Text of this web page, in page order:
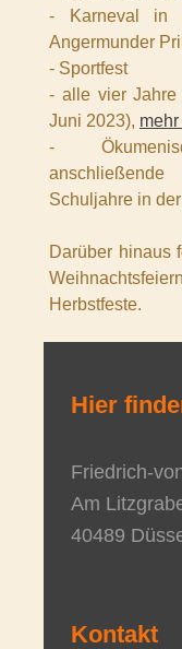
- Karneval in
Angermunder
- Sportfest
- alle vier
Juni 2023),
-
Schuljahre in
Darüber hinaus
Herbstfeste.
Hier
Friedrich-
Am
40489
Kontakt